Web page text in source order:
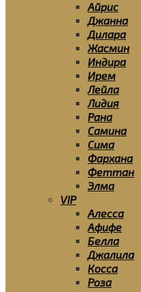
Айрис
Джанна
Дилара
Жасмин
Индира
Ирем
Лейла
Лидия
Рана
Самина
Сима
Фархана
Феттан
Элма
VIP
Алесса
Афифе
Белла
Джалила
Косса
Роза